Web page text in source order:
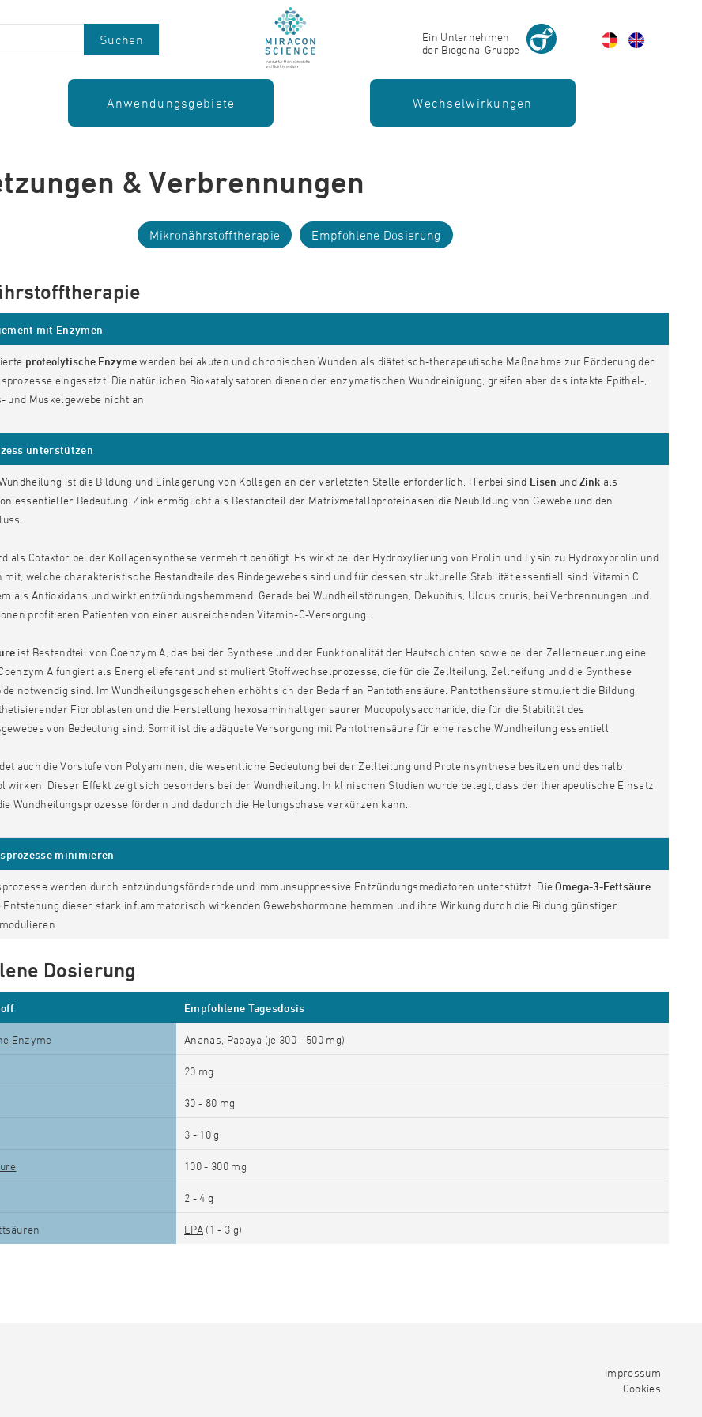
Suchen
Ein Unternehmen
der Biogena-Gruppe
Anwendungsgebiete Wechselwirkungen
& Verbrennungen
Mikronährstofftherapie Empfohlene Dosierung
mit Enzymen
proteolytische Enzymewerden bei akuten und chronischen Wunden als diätetisch-therapeutische Maßnahme zur Förderung der
eingesetzt. Die natürlichen Biokatalysatoren dienen der enzymatischen Wundreinigung, greifen aber das intakte Epithel-,
und Muskelgewebe nicht an.
unterstützen
ist die Bildung und Einlagerung von Kollagen an der verletzten Stelle erforderlich. Hierbei sind Eisen undZink als
essentieller Bedeutung. Zink ermöglicht als Bestandteil der Matrixmetalloproteinasen die Neubildung von Gewebe und den
als Cofaktor bei der Kollagensynthese vermehrt benötigt. Es wirkt bei der Hydroxylierung von Prolin und Lysin zu Hydroxyprolin und
mit, welche charakteristische Bestandteile des Bindegewebes sind und für dessen strukturelle Stabilität essentiell sind. Vitamin C
als Antioxidans und wirkt entzündungshemmend. Gerade bei Wundheilstörungen, Dekubitus, Ulcus cruris, bei Verbrennungen und
profitieren Patienten von einer ausreichenden Vitamin-C-Versorgung.
ist Bestandteil von Coenzym A, das bei der Synthese und der Funktionalität der Hautschichten sowie bei der Zellerneuerung eine
A fungiert als Energielieferant und stimuliert Stoffwechselprozesse, die für die Zellteilung, Zellreifung und die Synthese
notwendig sind. Im Wundheilungsgeschehen erhöht sich der Bedarf an Pantothensäure. Pantothensäure stimuliert die Bildung
Fibroblasten und die Herstellung hexosaminhaltiger saurer Mucopolysaccharide, die für die Stabilität des
von Bedeutung sind. Somit ist die adäquate Versorgung mit Pantothensäure für eine rasche Wundheilung essentiell.
auch die Vorstufe von Polyaminen, die wesentliche Bedeutung bei der Zellteilung und Proteinsynthese besitzen und deshalb
wirken. Dieser Effekt zeigt sich besonders bei der Wundheilung. In klinischen Studien wurde belegt, dass der therapeutische Einsatz
Wundheilungsprozesse fördern und dadurch die Heilungsphase verkürzen kann.
minimieren
werden durch entzündungsfördernde und immunsuppressive Entzündungsmediatoren unterstützt. DieOmega-3-Fettsäure
Entstehung dieser stark inflammatorisch wirkenden Gewebshormone hemmen und ihre Wirkung durch die Bildung günstiger
Dosierung
Empfohlene Tagesdosis
Enzyme Ananas Papaya (je 300 - 500 mg)
20 mg
30 - 80 mg
3 - 10 g
100 - 300 mg
2 - 4 g
EPA(1 - 3 g)
Impressum
Cookies